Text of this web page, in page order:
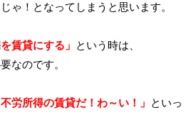
ゃ！となってしまうと思います。
を賃貸にする」 という時は、
なのです。
労所得の賃貸だ！わ～い！」 といっ